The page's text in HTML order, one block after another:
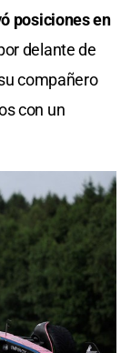
posiciones en
delante de
compañero
con un